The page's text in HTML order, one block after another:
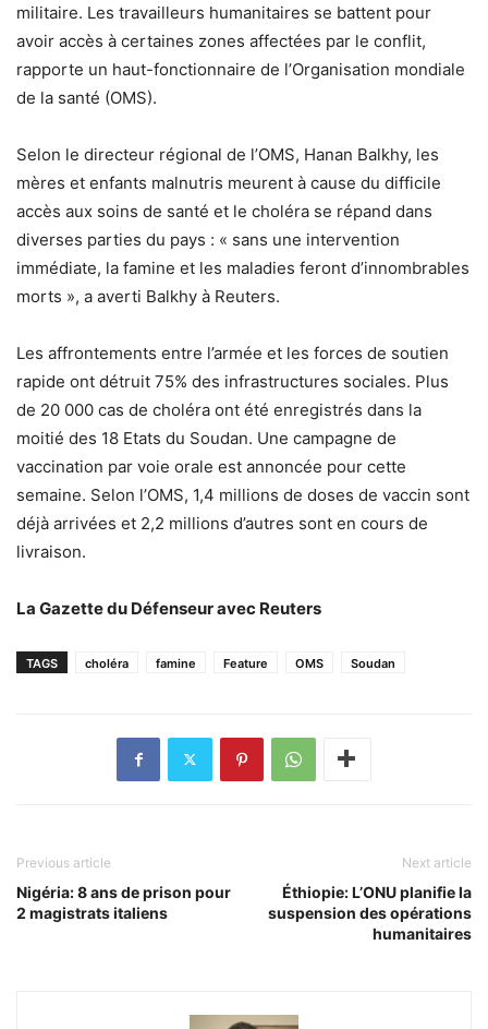
militaire. Les travailleurs humanitaires se battent pour
avoir accès à certaines zones affectées par le conflit,
rapporte un haut-fonctionnaire de l’Organisation mondiale
de la santé (OMS).
Selon le directeur régional de l’OMS, Hanan Balkhy, les
mères et enfants malnutris meurent à cause du difficile
accès aux soins de santé et le choléra se répand dans
diverses parties du pays : « sans une intervention
immédiate, la famine et les maladies feront d’innombrables
morts », a averti Balkhy à Reuters.
Les affrontements entre l’armée et les forces de soutien
rapide ont détruit 75% des infrastructures sociales. Plus
de 20 000 cas de choléra ont été enregistrés dans la
moitié des 18 Etats du Soudan. Une campagne de
vaccination par voie orale est annoncée pour cette
semaine. Selon l’OMS, 1,4 millions de doses de vaccin sont
déjà arrivées et 2,2 millions d’autres sont en cours de
livraison.
La Gazette du Défenseur avec Reuters
TAGS choléra famine Feature OMS Soudan
Previous article
Nigéria: 8 ans de prison pour
2 magistrats italiens
Next article
Éthiopie: L’ONU planifie la
suspension des opérations
humanitaires